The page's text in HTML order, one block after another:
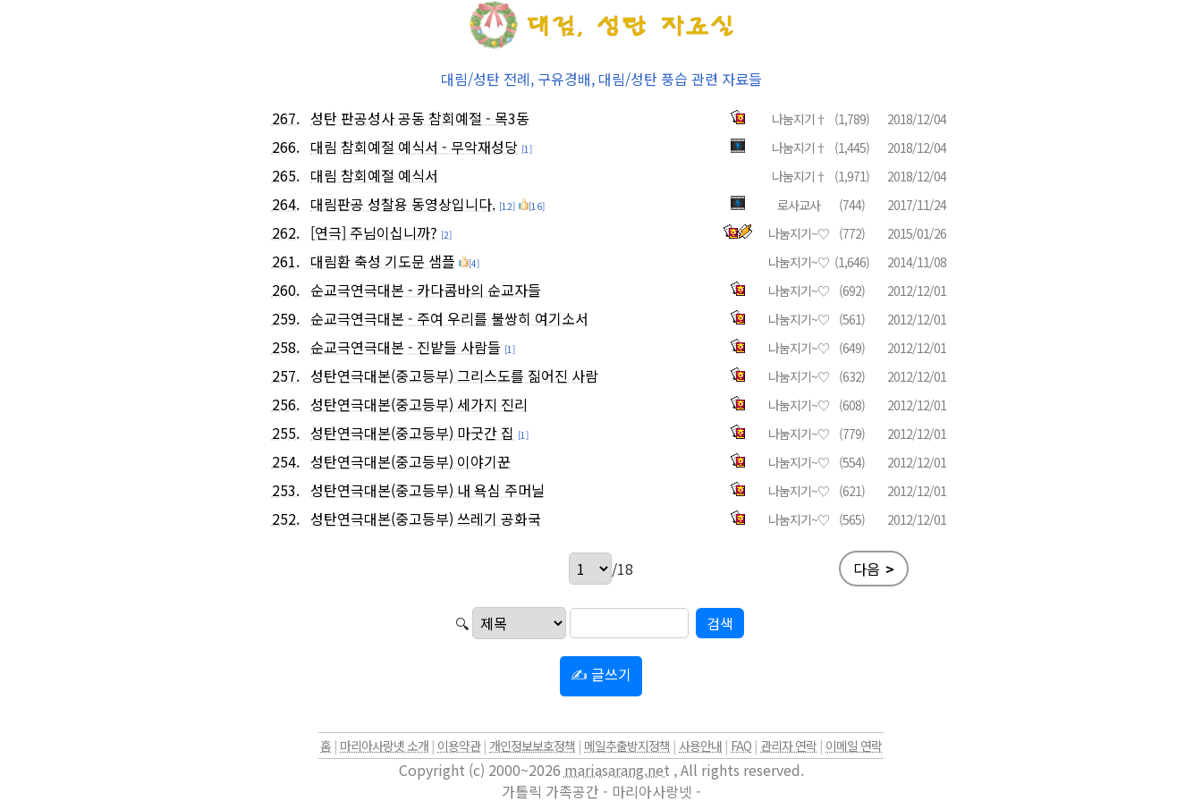
대림/성탄 전례, 구유경배, 대림/성탄 풍습 관련 자료들
267. 성탄 판공성사 공동 참회예절 - 목3동 나눔지기† (1,789) 2018/12/04
266. 대림 참회예절 예식서 - 무악재성당 [1] 나눔지기† (1,445) 2018/12/04
265. 대림 참회예절 예식서 나눔지기† (1,971) 2018/12/04
264. 대림판공 성찰용 동영상입니다. [12] [16] 로사교사 (744) 2017/11/24
262. [연극] 주님이십니까? [2] 나눔지기~♡ (772) 2015/01/26
261. 대림환 축성 기도문 샘플 [4] 나눔지기~♡ (1,646) 2014/11/08
260. 순교극연극대본 - 카다콤바의 순교자들 나눔지기~♡ (692) 2012/12/01
259. 순교극연극대본 - 주여 우리를 불쌍히 여기소서 나눔지기~♡ (561) 2012/12/01
258. 순교극연극대본 - 진밭들 사람들 [1] 나눔지기~♡ (649) 2012/12/01
257. 성탄연극대본(중고등부) 그리스도를 짊어진 사람 나눔지기~♡ (632) 2012/12/01
256. 성탄연극대본(중고등부) 세가지 진리 나눔지기~♡ (608) 2012/12/01
255. 성탄연극대본(중고등부) 마굿간 집 [1] 나눔지기~♡ (779) 2012/12/01
254. 성탄연극대본(중고등부) 이야기꾼 나눔지기~♡ (554) 2012/12/01
253. 성탄연극대본(중고등부) 내 욕심 주머닐 나눔지기~♡ (621) 2012/12/01
252. 성탄연극대본(중고등부) 쓰레기 공화국 나눔지기~♡ (565) 2012/12/01
/18 다음 >
🔍
✍ 글쓰기
홈 | 마리아사랑넷 소개 | 이용약관 | 개인정보보호정책 | 메일추출방지정책 | 사용안내 | FAQ | 관리자 연락 | 이메일 연락
Copyright (c) 2000~2026 mariasarang.net , All rights reserved.
가톨릭 가족공간 - 마리아사랑넷 -